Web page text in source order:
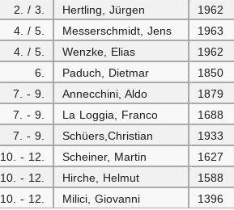
2. / 3.
Hertling, Jürgen
1962
4. / 5.
Messerschmidt, Jens
1963
4. / 5.
Wenzke, Elias
1962
6.
Paduch, Dietmar
1850
7. - 9.
Annecchini, Aldo
1879
7. - 9.
La Loggia, Franco
1688
7. - 9.
Schüers,Christian
1933
10. - 12.
Scheiner, Martin
1627
10. - 12.
Hirche, Helmut
1588
10. - 12.
Milici, Giovanni 1396